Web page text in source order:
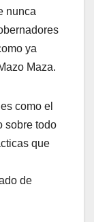
nunca
ya
Maza.
como el
sobre todo
que
de